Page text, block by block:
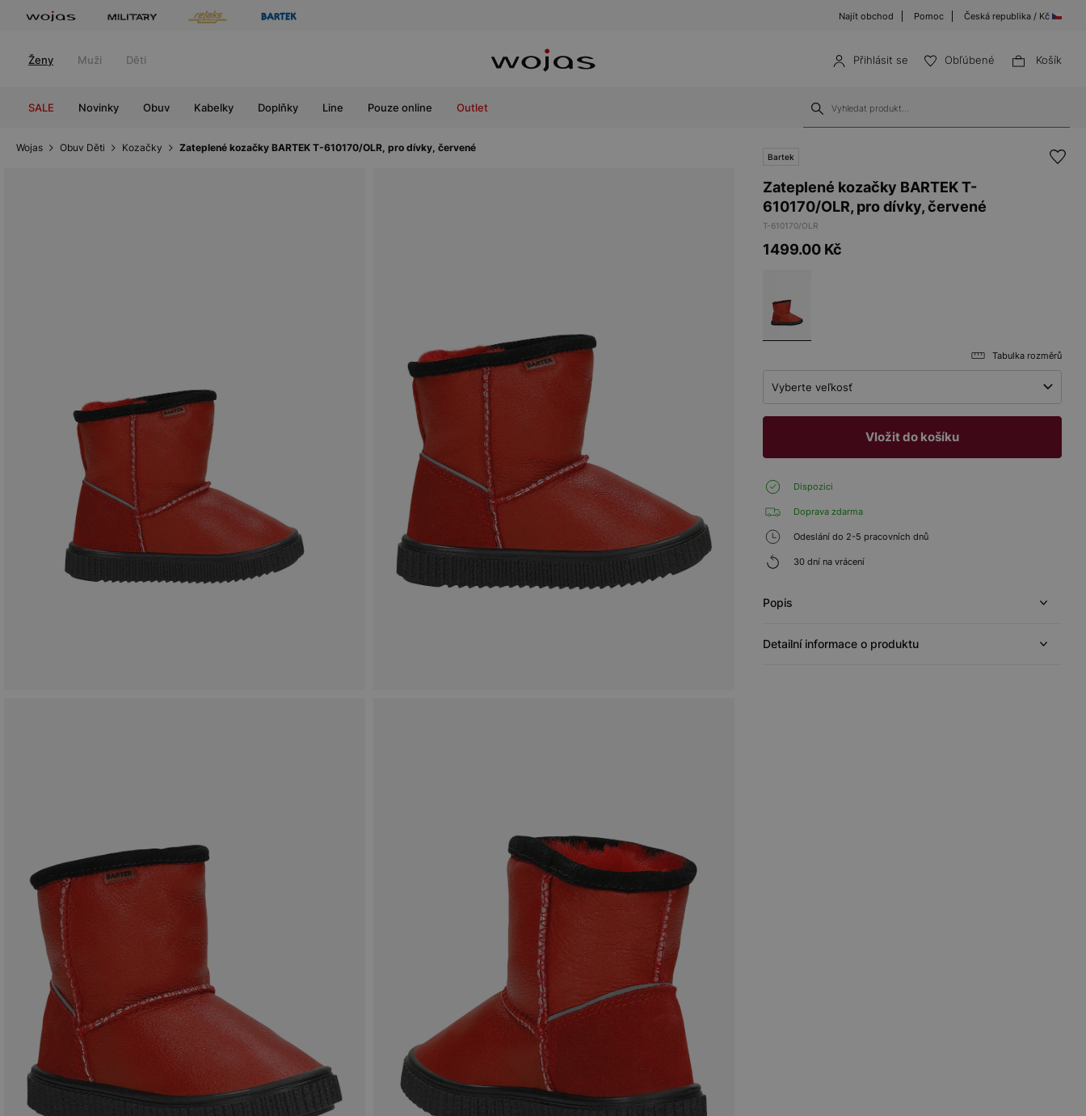
Najít obchod Pomoc Česká republika / Kč
Ženy Muži Děti Přihlásit se Obľúbené Košík
SALE Novinky Obuv Kabelky Doplňky Line Pouze online Outlet
Wojas Obuv Děti Kozačky Zateplené kozačky BARTEK T-610170/OLR, pro dívky, červené
Bartek
Zateplené kozačky BARTEK T-
610170/OLR, pro dívky, červené
T-610170/OLR
1499.00 Kč
Tabulka rozměrů
Vyberte veľkosť
Vložit do košíku
Dispozici
Doprava zdarma
Odeslání do 2-5 pracovních dnů
30 dní na vrácení
Popis
Detailní informace o produktu